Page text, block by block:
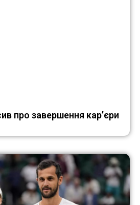
про завершення кар’єри